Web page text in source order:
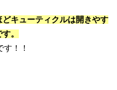
キューティクルは開きやす
。
！！